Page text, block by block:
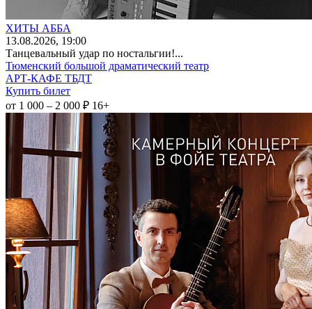
ХИТЫ АББА
13.08.2026, 19:00
Танцевальный удар по ностальгии!...
Тюменский большой драматический театр
АРТ-КАФЕ ТБДТ
Купить билет
от 1 000 – 2 000 ₽ 16+